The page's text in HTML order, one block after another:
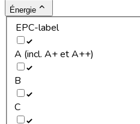
Énergie
EPC-label
A (incl. A+ et A++)
B
C